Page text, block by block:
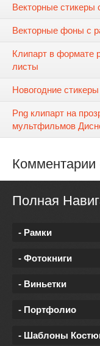
Векторные стикеры
Векторные фоны с
Клипарт в формате
листы
Новогодние
Png клипарт на
мультфильмов
Комментарии
Полная
- Рамки
- Фотокниги
- Виньетки
- Портфолио
- Шаблоны